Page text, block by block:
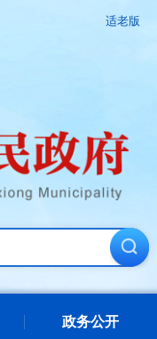
适老版
政务公开